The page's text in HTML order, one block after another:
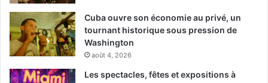
Cuba ouvre son économie au privé, un
tournant historique sous pression de
Washington
août 4, 2026
Les spectacles, fêtes et expositions à